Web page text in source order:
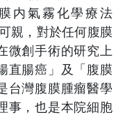
内氣霧化學療法
親，對於任何腹膜
微創手術的研究上
直腸癌」及「腹膜
台灣腹膜腫瘤醫學
事，也是本院細胞